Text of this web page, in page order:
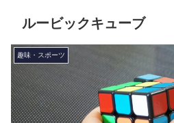
ルービックキューブ
趣味・スポーツ